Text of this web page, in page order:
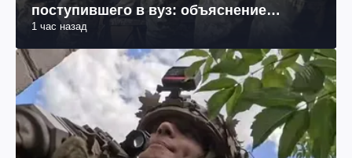
поступившего в вуз: объяснение
юриста
1 час назад